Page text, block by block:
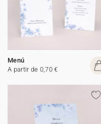
Menú
A partir de 0,70 €